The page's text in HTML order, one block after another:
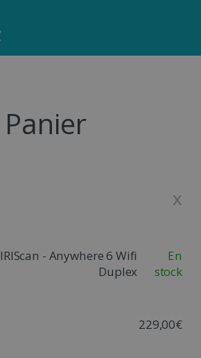
Panier
x
IRIScan - Anywhere 6 Wifi
Duplex
En
stock
229,00€